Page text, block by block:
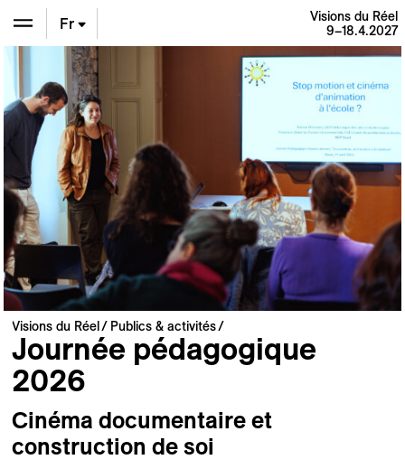
En
De
Fr
Visions du Réel
9–18.4.2027
Visions du Réel Publics & activités
Journée pédagogique
2026
Cinéma documentaire et
construction de soi